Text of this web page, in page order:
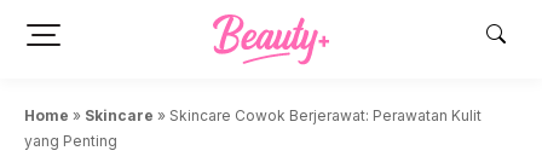
Home » Skincare » Skincare Cowok Berjerawat: Perawatan Kulit
yang Penting